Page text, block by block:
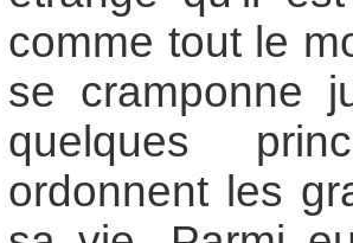
comme tout le
se cramponne
quelques
ordonnent les